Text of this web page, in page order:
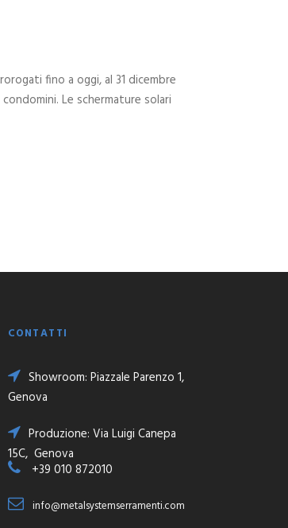
fino a oggi, al 31 dicembre
Le schermature solari
CONTATTI
Showroom: Piazzale Parenzo 1,
Genova
Produzione: Via Luigi Canepa
15C, Genova
+39 010 872010
info@metalsystemserramenti.com